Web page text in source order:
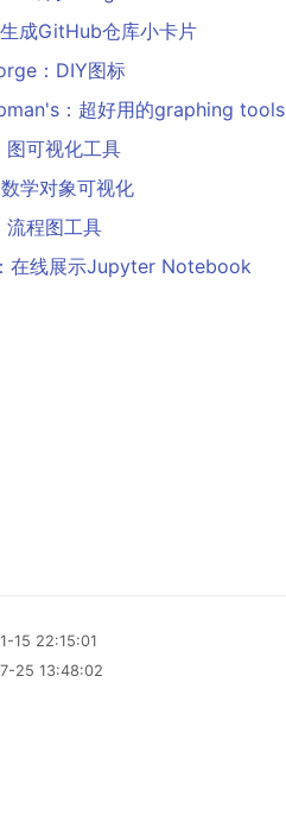
成GitHub仓库小卡片
：DIY图标
：超好用的graphing tools
可视化工具
学对象可视化
程图工具
在线展示Jupyter Notebook
15 22:15:01
25 13:48:02